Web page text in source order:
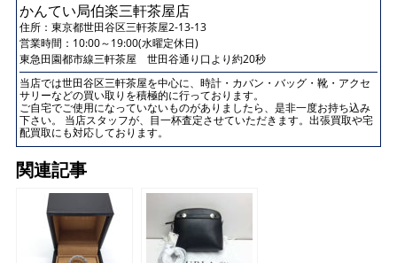
かんてい局伯楽三軒茶屋店
住所： 東京都世田谷区三軒茶屋2-13-13
営業時間：10:00～19:00(水曜定休日)
東急田園都市線三軒茶屋 世田谷通り口より約20秒
当店では世田谷区三軒茶屋を中心に、時計・カバン・バッグ・靴・アクセ
サリーなどの買い取りを積極的に行っております。
ご自宅でご使用になっていないものがありましたら、是非一度お持ち込み
下さい。 当店スタッフが、目一杯査定させていただきます。出張買取や宅
配買取にも対応しております。
関連記事